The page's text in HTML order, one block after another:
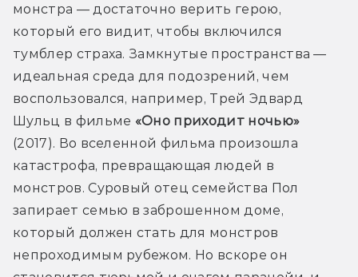
монстра — достаточно верить герою,
который его видит, чтобы включился
тумблер страха. Замкнутые пространства —
идеальная среда для подозрений, чем
воспользовался, например, Трей Эдвард
Шульц в фильме «Оно приходит ночью»
(2017). Во вселенной фильма произошла
катастрофа, превращающая людей в
монстров. Суровый отец семейства Пол
запирает семью в заброшенном доме,
который должен стать для монстров
непроходимым рубежом. Но вскоре он